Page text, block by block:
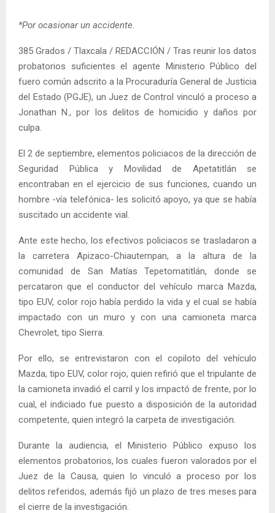
*Por ocasionar un accidente.
385 Grados / Tlaxcala / REDACCIÓN / Tras reunir los datos
probatorios suficientes el agente Ministerio Público del
fuero común adscrito a la Procuraduría General de Justicia
del Estado (PGJE), un Juez de Control vinculó a proceso a
Jonathan N., por los delitos de homicidio y daños por
culpa.
El 2 de septiembre, elementos policiacos de la dirección de
Seguridad Pública y Movilidad de Apetatitlán se
encontraban en el ejercicio de sus funciones, cuando un
hombre -vía telefónica- les solicitó apoyo, ya que se había
suscitado un accidente vial.
Ante este hecho, los efectivos policiacos se trasladaron a
la carretera Apizaco-Chiautempan, a la altura de la
comunidad de San Matías Tepetomatitlán, donde se
percataron que el conductor del vehículo marca Mazda,
tipo EUV, color rojo había perdido la vida y el cual se había
impactado con un muro y con una camioneta marca
Chevrolet, tipo Sierra.
Por ello, se entrevistaron con el copiloto del vehículo
Mazda, tipo EUV, color rojo, quien refirió que el tripulante de
la camioneta invadió el carril y los impactó de frente, por lo
cual, el indiciado fue puesto a disposición de la autoridad
competente, quien integró la carpeta de investigación.
Durante la audiencia, el Ministerio Público expuso los
elementos probatorios, los cuales fueron valorados por el
Juez de la Causa, quien lo vinculó a proceso por los
delitos referidos, además fijó un plazo de tres meses para
el cierre de la investigación.